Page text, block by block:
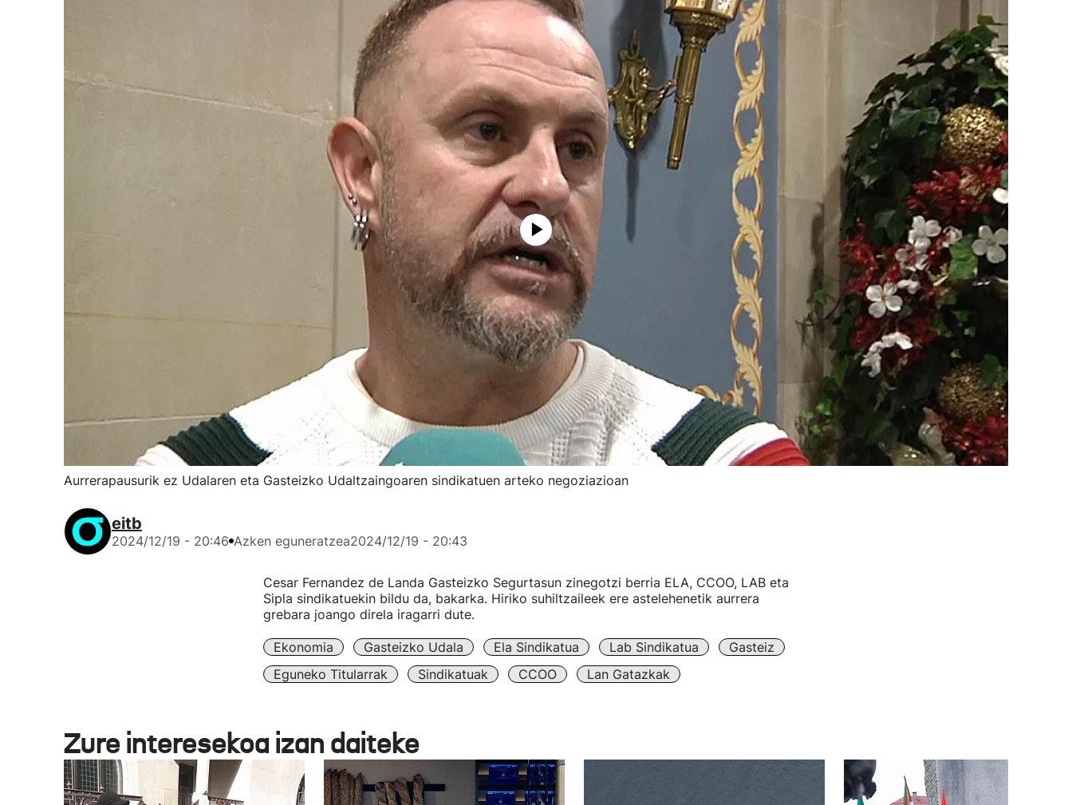
Aurrerapausurik ez Udalaren eta Gasteizko Udaltzaingoaren sindikatuen arteko negoziazioan
eitb
2024/12/19 - 20:46 Azken eguneratzea2024/12/19 - 20:43
Cesar Fernandez de Landa Gasteizko Segurtasun zinegotzi berria ELA, CCOO, LAB eta
Sipla sindikatuekin bildu da, bakarka. Hiriko suhiltzaileek ere astelehenetik aurrera
grebara joango direla iragarri dute.
Ekonomia Gasteizko Udala Ela Sindikatua Lab Sindikatua
Gasteiz
Eguneko Titularrak
Sindikatuak CCOO Lan Gatazkak
Zure interesekoa izan daiteke